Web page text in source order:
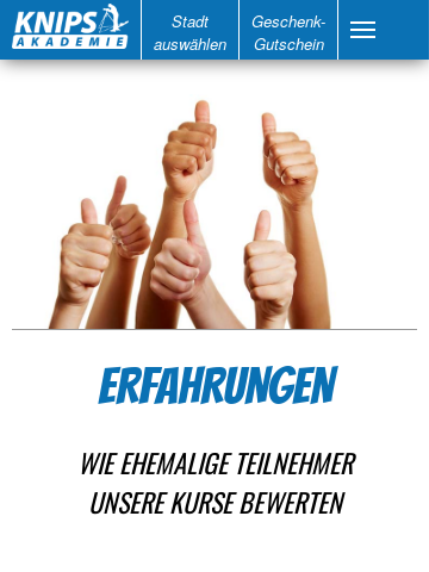
Stadt
auswählen
Geschenk-
Gutschein
ERFAHRUNGEN
WIE EHEMALIGE TEILNEHMER
UNSERE KURSE BEWERTEN